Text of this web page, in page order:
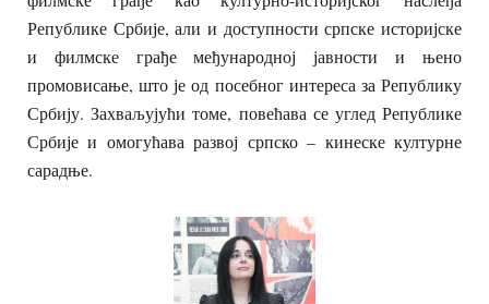
Републике Србије, али и доступности српске историјске
и филмске грађе међународној јавности и њено
промовисање, што је од посебног интереса за Републику
Србију. Захваљујући томе, повећава се углед Републике
Србије и омогућава развој српско – кинеске културне
сарадње.